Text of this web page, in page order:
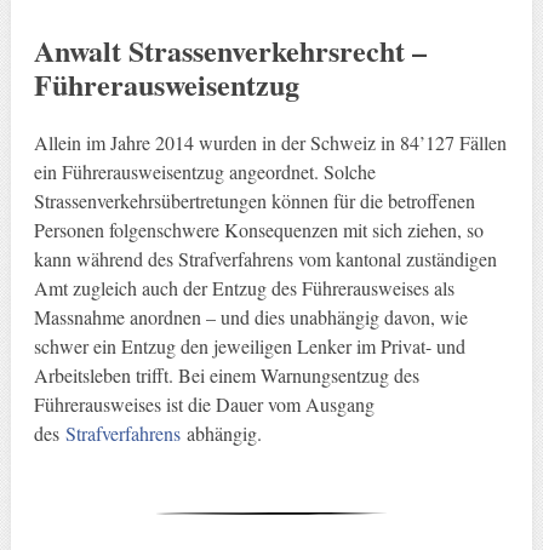
Anwalt Strassenverkehrsrecht –
Führerausweisentzug
Allein im Jahre 2014 wurden in der Schweiz in 84’127 Fällen
ein Führerausweisentzug angeordnet. Solche
Strassenverkehrsübertretungen können für die betroffenen
Personen folgenschwere Konsequenzen mit sich ziehen, so
kann während des Strafverfahrens vom kantonal zuständigen
Amt zugleich auch der Entzug des Führerausweises als
Massnahme anordnen – und dies unabhängig davon, wie
schwer ein Entzug den jeweiligen Lenker im Privat- und
Arbeitsleben trifft. Bei einem Warnungsentzug des
Führerausweises ist die Dauer vom Ausgang
des Strafverfahrensabhängig.